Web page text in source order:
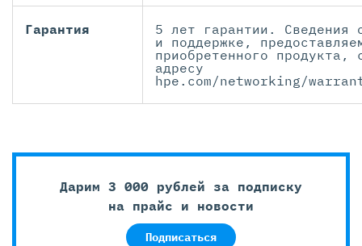
Гарантия
5 лет гарантии. Сведения
и поддержке,
приобретенного продукта,
адресу
hpe.com/networking/
Дарим 3 000 рублей за подписку
на прайс и новости
Подписаться